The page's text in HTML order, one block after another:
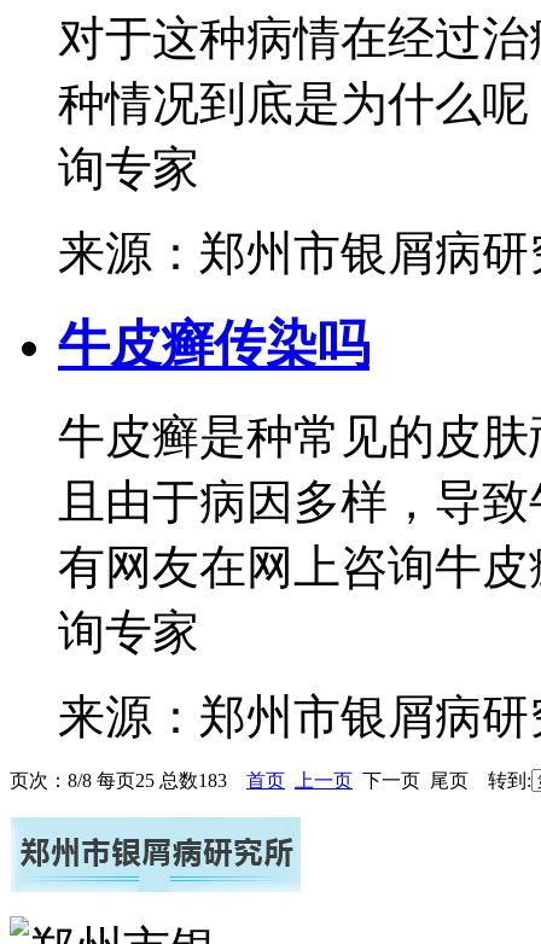
对于这种病情在经过
种情况到底是为什么
询专家
来源：郑州市银屑病
牛皮癣传染吗
牛皮癣是种常见的皮
且由于病因多样，导
有网友在网上咨询牛
询专家
来源：郑州市银屑病
页次：8/8 每页25 总数183 首页 上一页 下一页 尾页 转到: